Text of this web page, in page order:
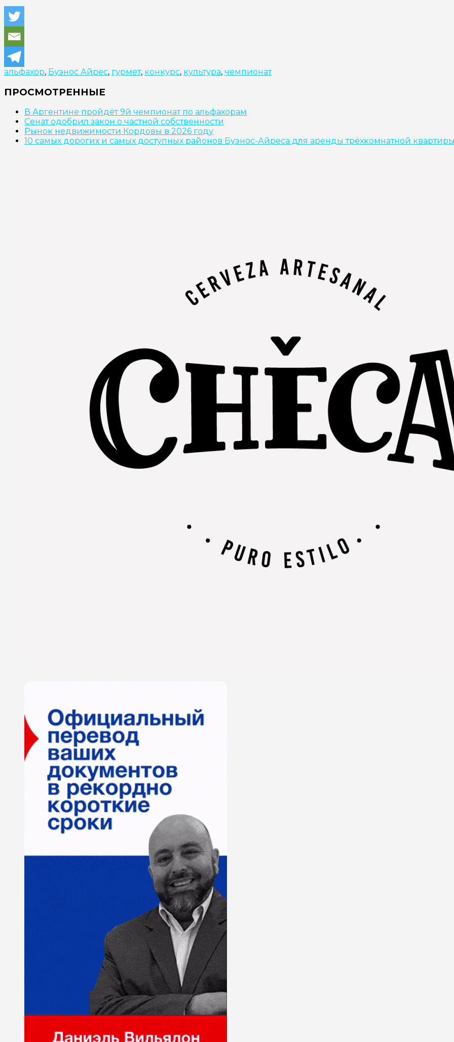
альфахор, Буэнос Айрес, гурмет, конкурс, культура, чемпионат
ПРОСМОТРЕННЫЕ
В Аргентине пройдёт 9й чемпионат по альфахорам
Сенат одобрил закон о частной собственности
Рынок недвижимости Кордовы в 2026 году
10 самых дорогих и самых доступных районов Буэнос-Айреса для аренды трёхкомнатной